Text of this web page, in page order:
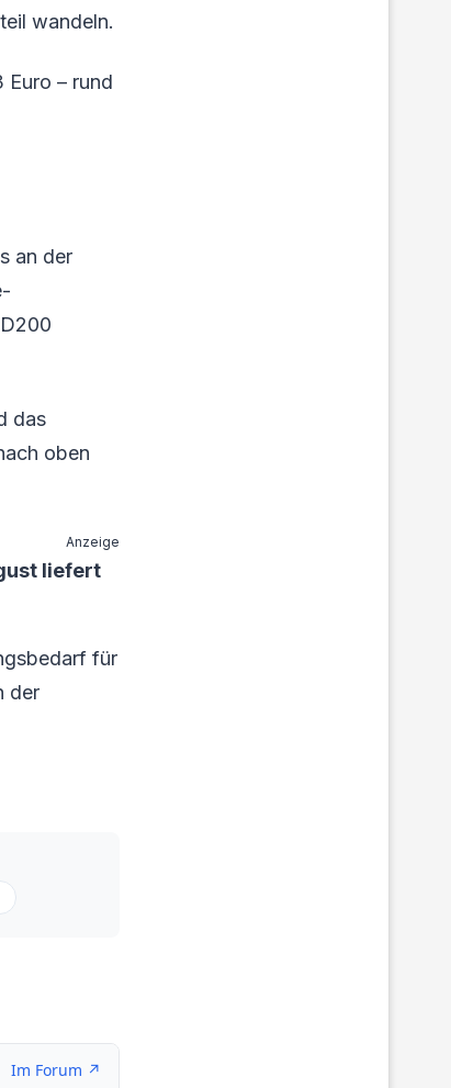
wandeln.
Euro – rund
an der
das
oben
Anzeige
liefert
für
der